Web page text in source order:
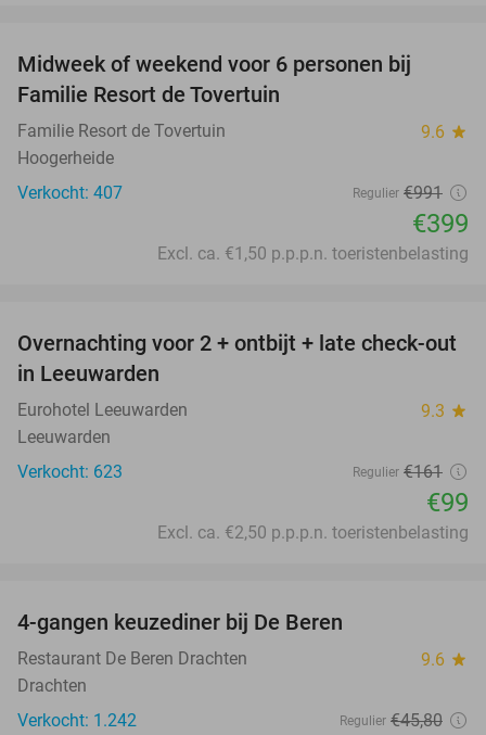
Midweek of weekend voor 6 personen bij
Familie Resort de Tovertuin
Familie Resort de Tovertuin 9.6 star
Hoogerheide
Verkocht: 407
Regulier €991
€399
Excl. ca. €1,50 p.p.p.n. toeristenbelasting
39%
Overnachting voor 2 + ontbijt + late check-out
in Leeuwarden
Eurohotel Leeuwarden 9.3 star
Leeuwarden
Verkocht: 623
Regulier €161
€99
Excl. ca. €2,50 p.p.p.n. toeristenbelasting
4-gangen keuzediner bij De Beren
Restaurant De Beren Drachten 9.6 star
Drachten
Verkocht: 1.242
Regulier €45,80